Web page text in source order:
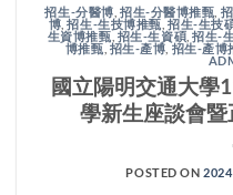
招生-分醫博 招生-分醫博推甄
博 ,招生-生技博推甄 招生-生技
生資博推甄 招生-生資碩 ,招生-
博推甄 招生-產博 招生-產博
國立陽明交通大學
學新生座談會
POSTED ON2024